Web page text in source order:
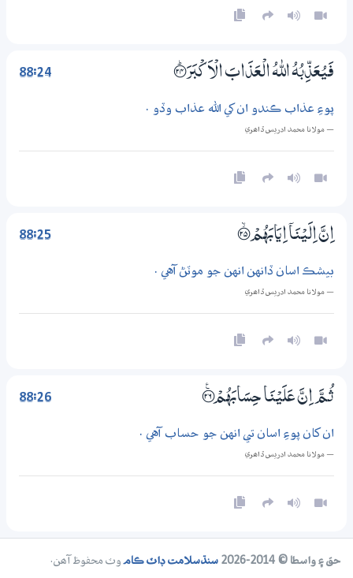
88:24 فَيُعَذِّبُهُ اللّٰهُ الْعَذَابَ الْاَكْبَرَ ؀ۭ24
پوءِ عذاب ڪندو ان کي الله عذاب وڏو .
— مولانا محمد ادريس ڏاھري
88:25 اِنَّ اِلَيْنَآ اِيَابَهُمْ ؀ۙ25
بيشڪ اسان ڏانهن انهن جو موٽڻ آهي .
— مولانا محمد ادريس ڏاھري
88:26 ثُـمَّ اِنَّ عَلَيْنَا حِسَابَهُمْ ؀ۧ26
ان کان پوءِ اسان تي انهن جو حساب آهي .
— مولانا محمد ادريس ڏاھري
حق ۽ واسطا © 2014-2026 سنڌسلامت ڊاٽ ڪاموٽ محفوظ آھن.